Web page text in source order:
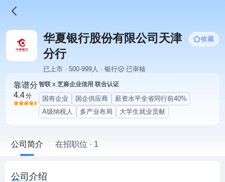
华夏银行股份有限公司天津
分行
收藏
已上市 · 500-999人 · 银行 已审核
靠谱分
4.4分
智联 x 芝麻企业信用 联合认证
国有企业 国企供应商
薪资水平全省同行前40%
A级纳税人
多产业布局 大学生就业贡献
公司简介 在招职位 · 1
公司介绍